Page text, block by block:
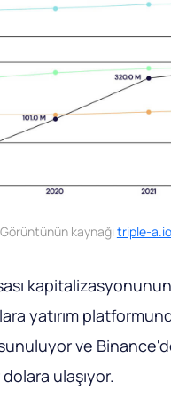
Görüntünün kaynağı triple-a.io
yatırım
ve
ulaşıyor.